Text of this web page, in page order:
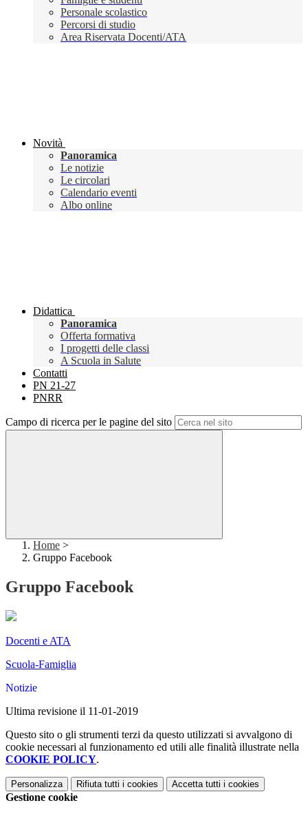
Personale scolastico
Percorsi di studio
Area Riservata Docenti/ATA
Novità
Panoramica
Le notizie
Le circolari
Calendario eventi
Albo online
Didattica
Panoramica
Offerta formativa
I progetti delle classi
A Scuola in Salute
Contatti
PN 21-27
PNRR
Campo di ricerca per le pagine del sito
Home >
Gruppo Facebook
Gruppo Facebook
Docenti e ATA
Scuola-Famiglia
Notizie
Ultima revisione il 11-01-2019
Questo sito o gli strumenti terzi da questo utilizzati si avvalgono di
cookie necessari al funzionamento ed utili alle finalità illustrate nella
COOKIE POLICY.
Personalizza Rifiuta tutti i cookies Accetta tutti i cookies
Gestione cookie